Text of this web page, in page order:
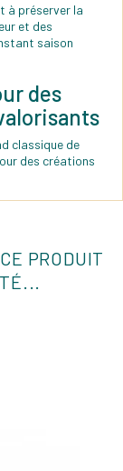
à préserver la
et des
saison
des
classique de
des créations
PRODUIT